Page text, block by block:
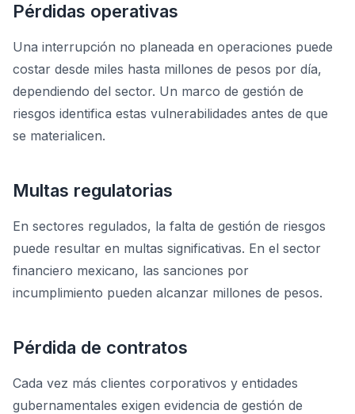
Pérdidas operativas
Una interrupción no planeada en operaciones puede
costar desde miles hasta millones de pesos por día,
dependiendo del sector. Un marco de gestión de
riesgos identifica estas vulnerabilidades antes de que
se materialicen.
Multas regulatorias
En sectores regulados, la falta de gestión de riesgos
puede resultar en multas significativas. En el sector
financiero mexicano, las sanciones por
incumplimiento pueden alcanzar millones de pesos.
Pérdida de contratos
Cada vez más clientes corporativos y entidades
gubernamentales exigen evidencia de gestión de